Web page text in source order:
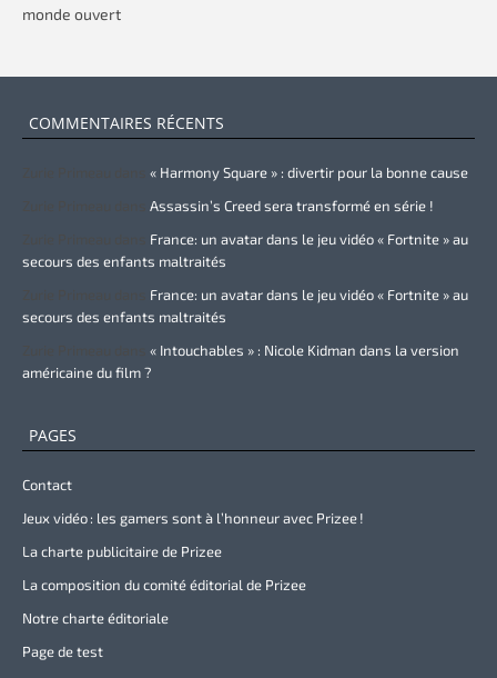
monde ouvert
COMMENTAIRES RÉCENTS
« Harmony Square » : divertir pour la bonne cause
Assassin’s Creed sera transformé en série !
France: un avatar dans le jeu vidéo « Fortnite » au
secours des enfants maltraités
France: un avatar dans le jeu vidéo « Fortnite » au
secours des enfants maltraités
« Intouchables » : Nicole Kidman dans la version
américaine du film ?
PAGES
Contact
Jeux vidéo : les gamers sont à l’honneur avec Prizee !
La charte publicitaire de Prizee
La composition du comité éditorial de Prizee
Notre charte éditoriale
Page de test